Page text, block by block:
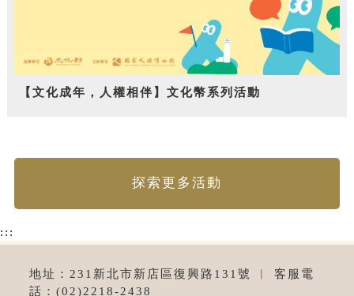
【文化成年，人權相伴】文化幣系列活動
探索更多活動
:::
地址：231新北市新店區復興路131號 ︱ 客服電
話：(02)2218-2438